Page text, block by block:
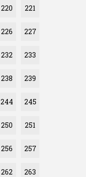
220 221
226 227
232 233
238 239
244 245
250 251
256 257
262 263